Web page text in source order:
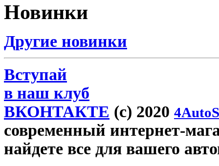
Новинки
Другие новинки
Вступай
в наш клуб
ВКОНТАКТЕ (c) 2020
современный интернет-
найдете все для вашего